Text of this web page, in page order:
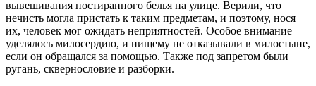
вывешивания постиранного белья на улице. Верили, что
нечисть могла пристать к таким предметам, и поэтому, нося
их, человек мог ожидать неприятностей. Особое внимание
уделялось милосердию, и нищему не отказывали в милостыне,
если он обращался за помощью. Также под запретом были
ругань, сквернословие и разборки.